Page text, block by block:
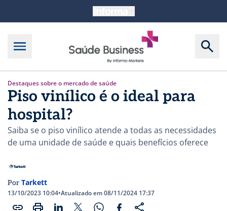
Destaques sobre o mercado de saúde
Piso vinílico é o ideal para
hospital?
Saiba se o piso vinílico atende a todas as necessidades
de uma unidade de saúde e quais benefícios oferece
Por Tarkett
13/10/2023 10:04•Atualizado em 08/11/2024 17:37